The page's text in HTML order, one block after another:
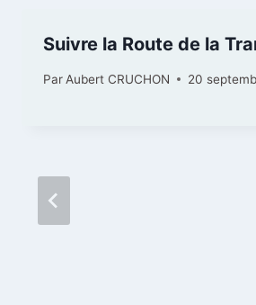
Suivre la Route de la
Par Aubert CRUCHON 20